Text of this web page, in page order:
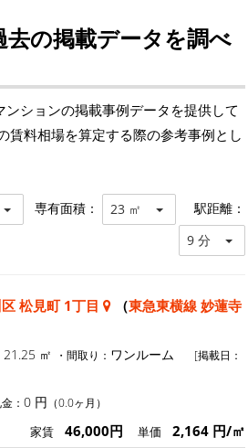
去の掲載データを調べ
ションの掲載事例データを提供して
賃料相場を算定する際の参考事例とし
専有面積： 23 ㎡ 駅距離：
9 分
松見町 1丁目 （東急東横線 妙蓮寺
21.25 ㎡ ・間取り： ワンルーム
[掲載日：
： 0 円 （0.0ヶ月）
家賃 46,000円 単価 2,164 円/㎡